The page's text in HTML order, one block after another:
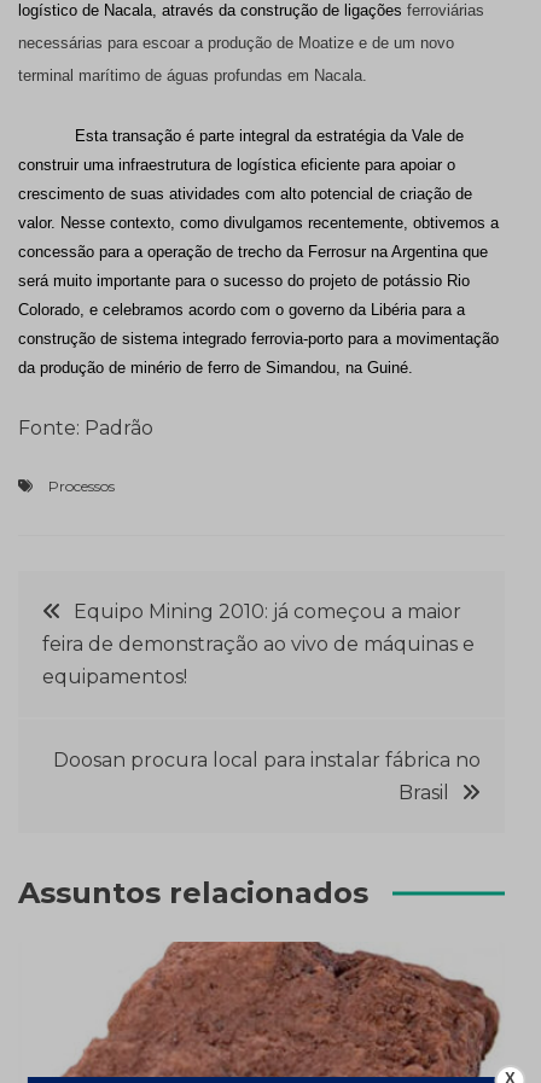
logístico de Nacala, através da construção de ligações ferroviárias
necessárias para escoar a produção de Moatize e de um novo
terminal marítimo de águas profundas em Nacala.
Esta transação é parte integral da estratégia da Vale de
construir uma infraestrutura de logística eficiente para apoiar o
crescimento de suas atividades com alto potencial de criação de
valor. Nesse contexto, como divulgamos recentemente, obtivemos a
concessão para a operação de trecho da Ferrosur na Argentina que
será muito importante para o sucesso do projeto de potássio Rio
Colorado, e celebramos acordo com o governo da Libéria para a
construção de sistema integrado ferrovia-porto para a movimentação
da produção de minério de ferro de Simandou, na Guiné.
Fonte: Padrão
Processos
Navegação
de
Equipo Mining 2010: já começou a maior
feira de demonstração ao vivo de máquinas e
equipamentos!
Doosan procura local para instalar fábrica no
Brasil
Assuntos relacionados
X